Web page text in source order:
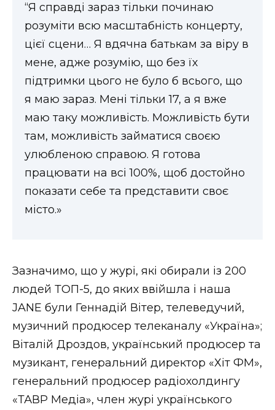
“Я справді зараз тільки починаю
розуміти всю масштабність концерту,
цієї сцени… Я вдячна батькам за віру в
мене, адже розумію, що без їх
підтримки цього не було б всього, що
я маю зараз. Мені тільки 17, а я вже
маю таку можливість. Можливість бути
там, можливість займатися своєю
улюбленою справою. Я готова
працювати на всі 100%, щоб достойно
показати себе та представити своє
місто.»
Зазначимо, що у журі, які обирали із 200
людей ТОП-5, до яких ввійшла і наша
JANE були Геннадій Вітер, телеведучий,
музичний продюсер телеканалу «Україна»;
Віталій Дроздов, український продюсер та
музикант, генеральний директор «Хіт ФМ»,
генеральний продюсер радіохолдингу
«ТАВР Медіа», член журі українського